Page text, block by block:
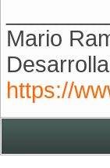
Mario
https://